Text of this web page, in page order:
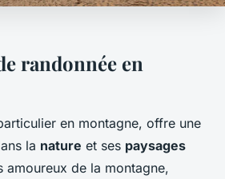
randonnée en
en montagne, offre une
la nature et ses paysages
amoureux de la montagne,